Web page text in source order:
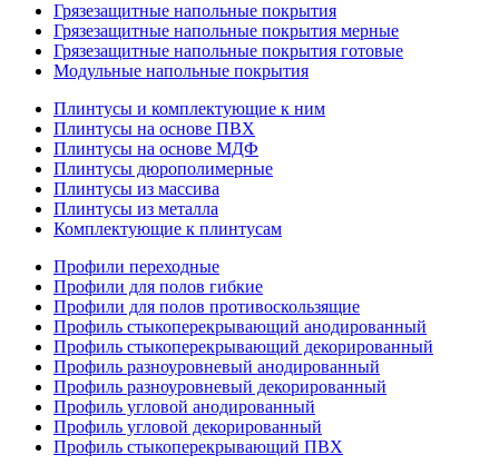
Грязезащитные напольные покрытия
Грязезащитные напольные покрытия мерные
Грязезащитные напольные покрытия готовые
Модульные напольные покрытия
Плинтусы и комплектующие к ним
Плинтусы на основе ПВХ
Плинтусы на основе МДФ
Плинтусы дюрополимерные
Плинтусы из массива
Плинтусы из металла
Комплектующие к плинтусам
Профили переходные
Профили для полов гибкие
Профили для полов противоскользящие
Профиль стыкоперекрывающий анодированный
Профиль стыкоперекрывающий декорированный
Профиль разноуровневый анодированный
Профиль разноуровневый декорированный
Профиль угловой анодированный
Профиль угловой декорированный
Профиль стыкоперекрывающий ПВХ